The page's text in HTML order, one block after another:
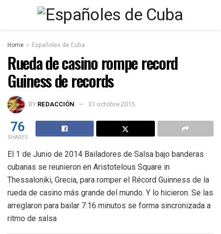
Home Españoles de Cuba
Rueda de casino rompe record
Guiness de records
BY REDACCIÓN 31 octobre 2015
76
SHARES
El 1 de Junio de 2014 Bailadores de Salsa bajo banderas
cubanas se reunieron en Aristotelous Square in
Thessaloniki, Grecia, para romper el Récord Guinness de la
rueda de casino más grande del mundo. Y lo hicieron. Se las
arreglaron para bailar 7:16 minutos se forma sincronizada a
ritmo de salsa